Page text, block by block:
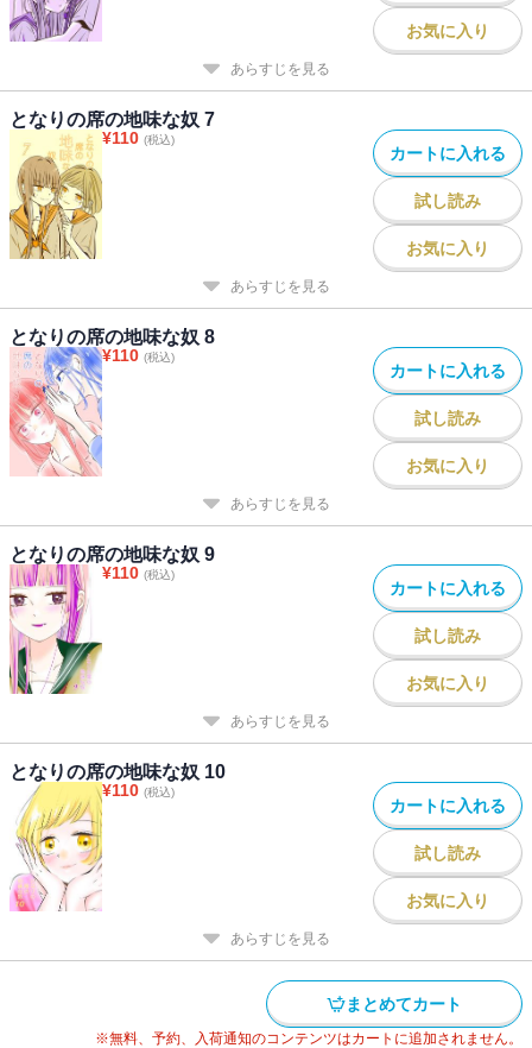
お気に入り
あらすじを見る
となりの席の地味な奴 7
¥110 (税込)
カートに入れる
試し読み
お気に入り
あらすじを見る
となりの席の地味な奴 8
¥110 (税込)
カートに入れる
試し読み
お気に入り
あらすじを見る
となりの席の地味な奴 9
¥110 (税込)
カートに入れる
試し読み
お気に入り
あらすじを見る
となりの席の地味な奴 10
¥110 (税込)
カートに入れる
試し読み
お気に入り
あらすじを見る
まとめてカート
※無料、予約、入荷通知のコンテンツはカートに追加されません。